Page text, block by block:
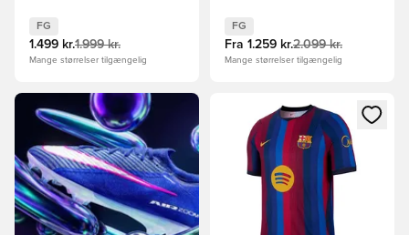
FG
1.499 kr.1.999 kr.
Mange størrelser tilgængelig
FG
Fra 1.259 kr.2.099 kr.
Mange størrelser tilgængelig
Åbner en Modal til at logge